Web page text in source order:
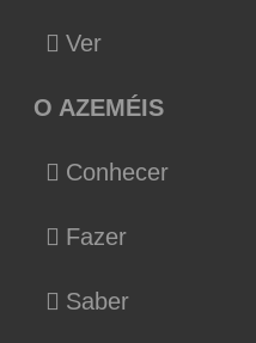
Ver
O AZEMÉIS
Conhecer
Fazer
Saber